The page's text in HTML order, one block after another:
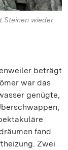
Steinen wieder
beträgt
war das
genügte,
fand
Zwei